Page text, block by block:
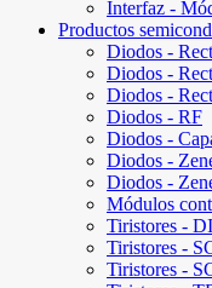
Interfaz -
Productos
Diodos -
Diodos -
Diodos -
Diodos - RF
Diodos -
Diodos -
Diodos -
Módulos
Tiristores -
Tiristores -
Tiristores -